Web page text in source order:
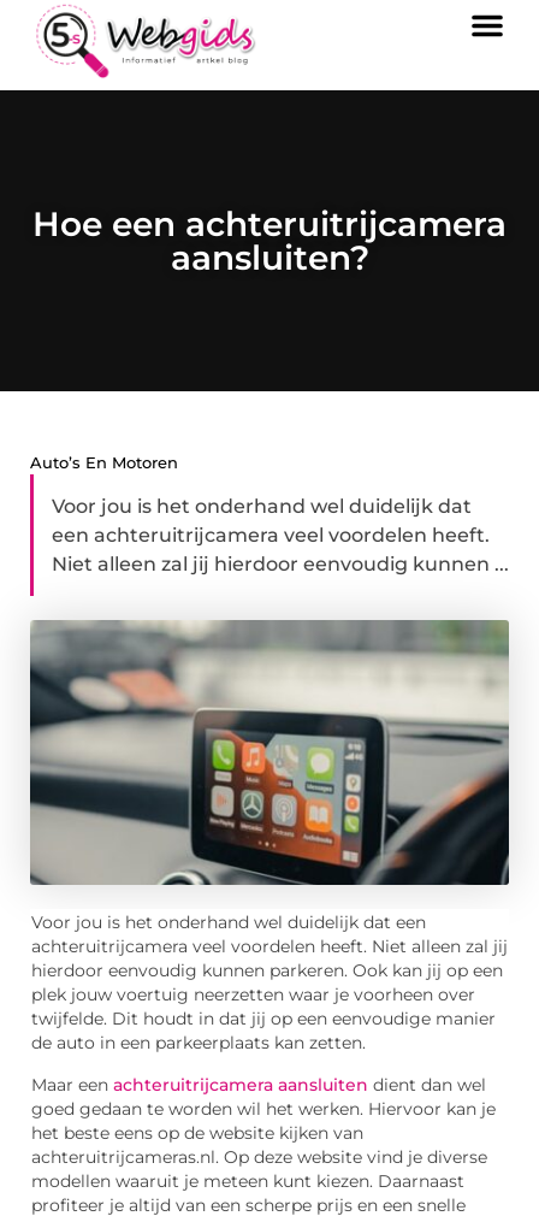
Hoe een achteruitrijcamera
aansluiten?
Auto’s En Motoren
Voor jou is het onderhand wel duidelijk dat
een achteruitrijcamera veel voordelen heeft.
Niet alleen zal jij hierdoor eenvoudig kunnen ...
Voor jou is het onderhand wel duidelijk dat een
achteruitrijcamera veel voordelen heeft. Niet alleen zal jij
hierdoor eenvoudig kunnen parkeren. Ook kan jij op een
plek jouw voertuig neerzetten waar je voorheen over
twijfelde. Dit houdt in dat jij op een eenvoudige manier
de auto in een parkeerplaats kan zetten.
Maar een achteruitrijcamera aansluiten dient dan wel
goed gedaan te worden wil het werken. Hiervoor kan je
het beste eens op de website kijken van
achteruitrijcameras.nl. Op deze website vind je diverse
modellen waaruit je meteen kunt kiezen. Daarnaast
profiteer je altijd van een scherpe prijs en een snelle